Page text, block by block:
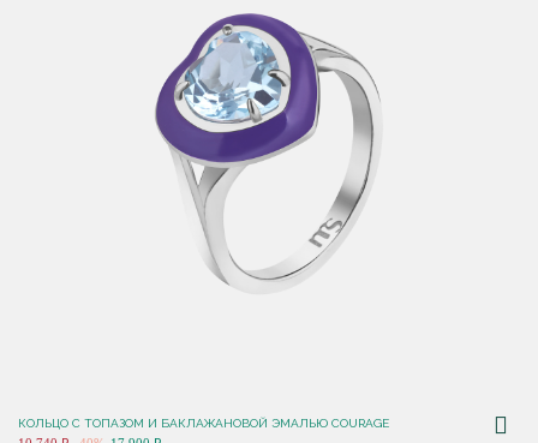
КОЛЬЦО С ТОПАЗОМ И БАКЛАЖАНОВОЙ ЭМАЛЬЮ COURAGE